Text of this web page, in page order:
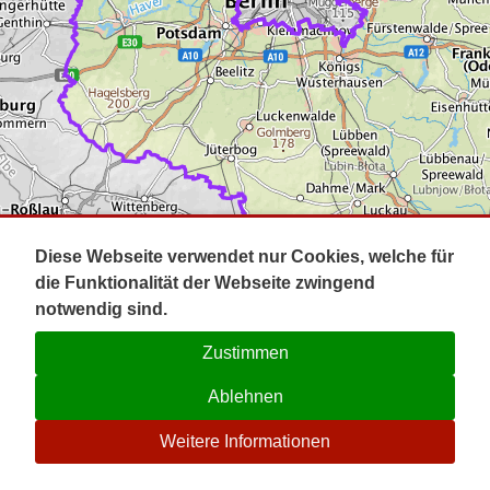
Impressum
Kontakt
☉
Diese Webseite verwendet nur Cookies, welche für
die Funktionalität der Webseite zwingend
notwendig sind.
Zustimmen
Ablehnen
Weitere Informationen